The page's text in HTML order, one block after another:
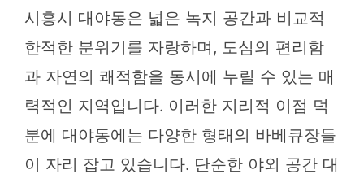
시흥시 대야동은 넓은 녹지 공간과 비교적
한적한 분위기를 자랑하며, 도심의 편리함
과 자연의 쾌적함을 동시에 누릴 수 있는 매
력적인 지역입니다. 이러한 지리적 이점 덕
분에 대야동에는 다양한 형태의 바베큐장들
이 자리 잡고 있습니다. 단순한 야외 공간 대